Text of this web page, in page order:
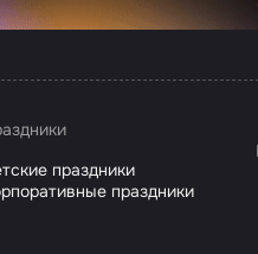
праздники
праздники